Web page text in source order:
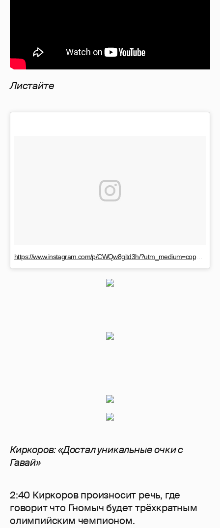
Листайте
https://www.instagram.com/p/CWQw8gitd3h/?utm_medium=copy_link
Киркоров: «Достал уникальные очки с
Гавай»
2:40 Киркоров произносит речь, где
говорит что Гномыч будет трёхкратным
олимпийским чемпионом.